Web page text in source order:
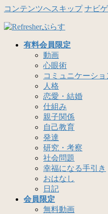
コンテンツへスキップ ナビ
有料会員限定
動画
心眼術
コミュニケーショ
人格
恋愛・結婚
仕組み
親子関係
自己教育
発達
研究・考察
社会問題
幸福になる手引き
おはなし
日記
会員限定
無料動画